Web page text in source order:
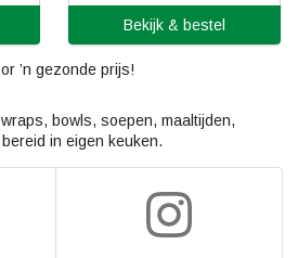
Bekijk & bestel
’n gezonde prijs!
bowls, soepen, maaltijden,
in eigen keuken.